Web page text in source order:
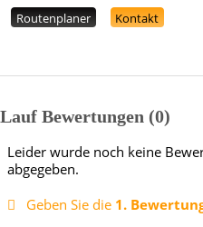
Routenplaner Kontakt
Lauf Bewertungen 0
Leider wurde noch keine
abgegeben.
Geben Sie die 1.